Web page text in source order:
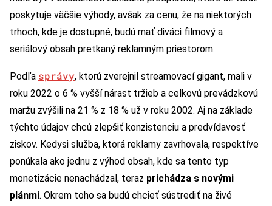
poskytuje väčšie výhody, avšak za cenu, že na niektorých
trhoch, kde je dostupné, budú mať diváci filmový a
seriálový obsah pretkaný reklamným priestorom.
Podľa správy, ktorú zverejnil streamovací gigant, mali v
roku 2022 o 6 % vyšší nárast tržieb a celkovú prevádzkovú
maržu zvýšili na 21 % z 18 % už v roku 2002. Aj na základe
týchto údajov chcú zlepšiť konzistenciu a predvídavosť
ziskov. Kedysi služba, ktorá reklamy zavrhovala, respektíve
ponúkala ako jednu z výhod obsah, kde sa tento typ
monetizácie nenachádzal, teraz prichádza s novými
plánmi. Okrem toho sa budú chcieť sústrediť na živé